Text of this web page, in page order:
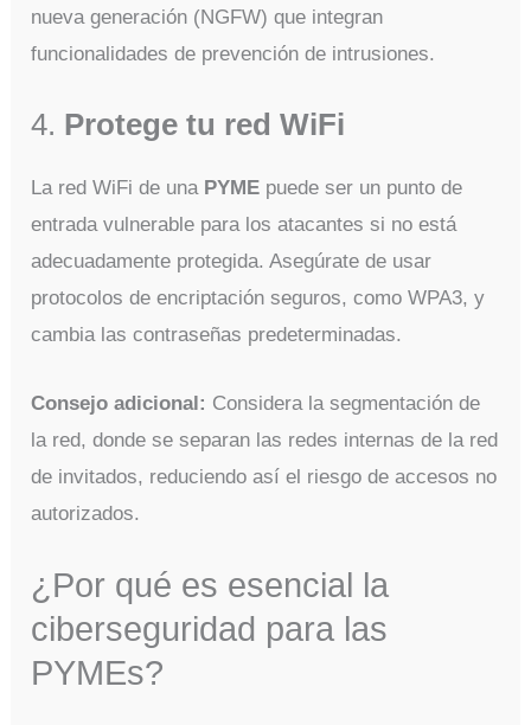
nueva generación (NGFW) que integran
funcionalidades de prevención de intrusiones.
4. Protege tu red WiFi
La red WiFi de una PYME puede ser un punto de
entrada vulnerable para los atacantes si no está
adecuadamente protegida. Asegúrate de usar
protocolos de encriptación seguros, como WPA3, y
cambia las contraseñas predeterminadas.
Consejo adicional: Considera la segmentación de
la red, donde se separan las redes internas de la red
de invitados, reduciendo así el riesgo de accesos no
autorizados.
¿Por qué es esencial la
ciberseguridad para las
PYMEs?